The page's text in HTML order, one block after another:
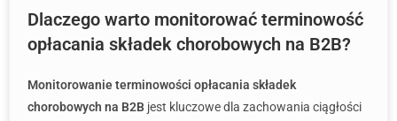
Dlaczego warto monitorować terminowość
opłacania składek chorobowych na B2B?
Monitorowanie terminowości opłacania składek
chorobowych na B2B jest kluczowe dla zachowania ciągłości